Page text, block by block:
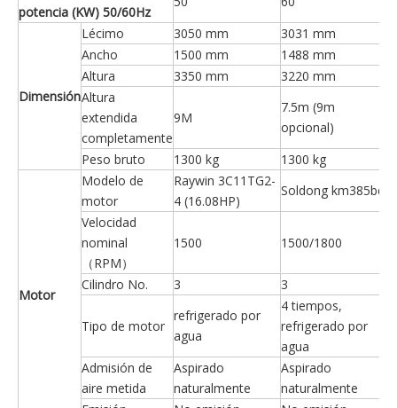
potencia (KW) 50/60Hz
Dimensión
Lécimo 3050 mm
3031 mm
Ancho
1500 mm
1488 mm
Altura
3350 mm
3220 mm
Altura
extendida
completamente
9M
7.5m (9m
opcional)
Peso bruto
1300 kg 1300 kg
Motor
Modelo de
motor
Raywin 3C11TG2-
4 (16.08HP)
Soldong km385bd
Velocidad
nominal
（RPM）
1500 1500/1800
Cilindro No. 3 3
Tipo de motor
refrigerado por
agua
4 tiempos,
refrigerado por
agua
Admisión de
aire metida
Aspirado
naturalmente
Aspirado
naturalmente